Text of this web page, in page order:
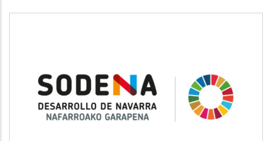
SODENA
Desarrollo empresarial